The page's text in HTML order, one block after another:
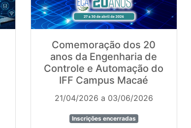
Comemoração dos 20
anos da Engenharia de
Controle e Automação do
IFF Campus Macaé
21/04/2026 a 03/06/2026
Inscrições encerradas